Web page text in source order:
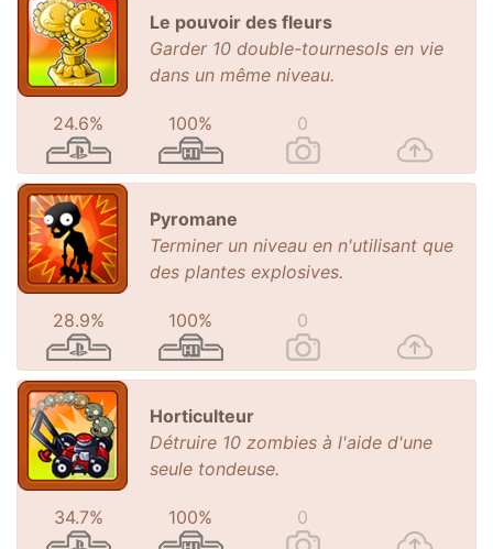
Le pouvoir des fleurs
Garder 10 double-tournesols en vie
dans un même niveau.
24.6% 100% 0
Pyromane
Terminer un niveau en n'utilisant que
des plantes explosives.
28.9% 100% 0
Horticulteur
Détruire 10 zombies à l'aide d'une
seule tondeuse.
34.7% 100% 0